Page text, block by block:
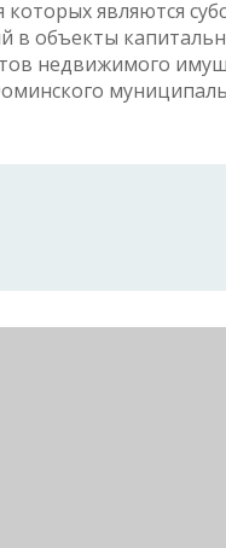
являются
в объекты
недвижимого